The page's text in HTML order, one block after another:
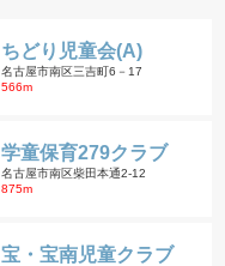
ちどり児童会(A)
名古屋市南区三吉町6－17
566m
学童保育279クラブ
名古屋市南区柴田本通2-12
875m
宝・宝南児童クラブ